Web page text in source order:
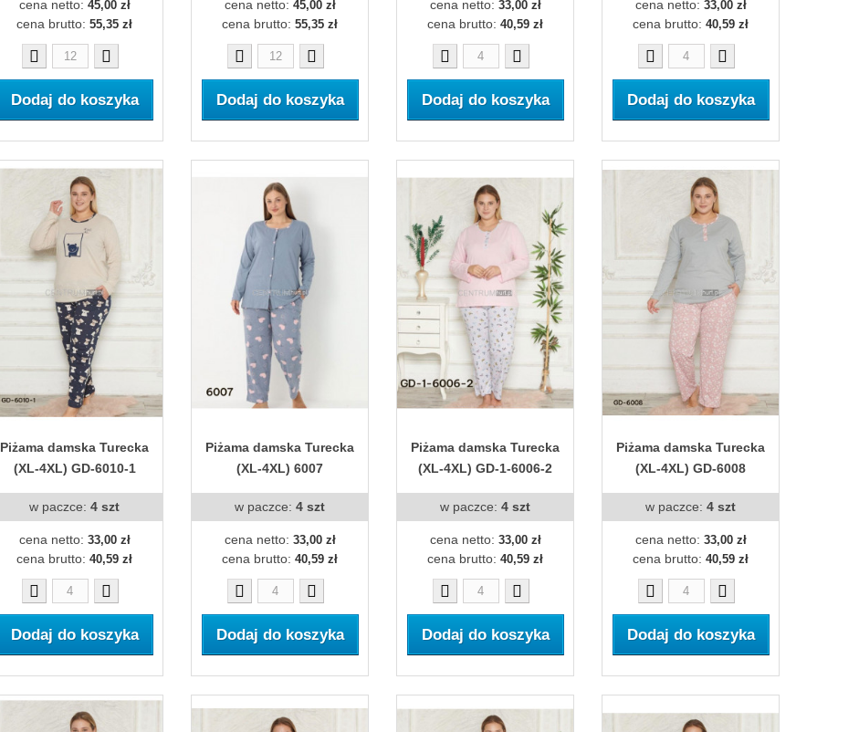
cena netto: 45,00 zł
cena brutto: 55,35 zł
Dodaj do koszyka
cena netto: 45,00 zł
cena brutto: 55,35 zł
Dodaj do koszyka
cena netto: 33,00 zł
cena brutto: 40,59 zł
Dodaj do koszyka
cena netto: 33,00 zł
cena brutto: 40,59 zł
Dodaj do koszyka
Piżama damska Turecka
(XL-4XL) GD-6010-1
w paczce: 4 szt
cena netto: 33,00 zł
cena brutto: 40,59 zł
Dodaj do koszyka
Piżama damska Turecka
(XL-4XL) 6007
w paczce: 4 szt
cena netto: 33,00 zł
cena brutto: 40,59 zł
Dodaj do koszyka
Piżama damska Turecka
(XL-4XL) GD-1-6006-2
w paczce: 4 szt
cena netto: 33,00 zł
cena brutto: 40,59 zł
Dodaj do koszyka
Piżama damska Turecka
(XL-4XL) GD-6008
w paczce: 4 szt
cena netto: 33,00 zł
cena brutto: 40,59 zł
Dodaj do koszyka